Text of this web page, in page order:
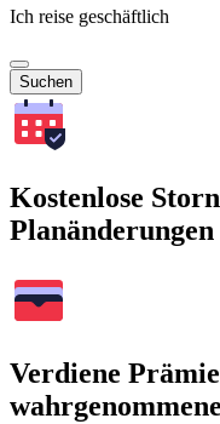
Ich reise geschäftlich
Suchen
Kostenlose
Planänderungen
Verdiene